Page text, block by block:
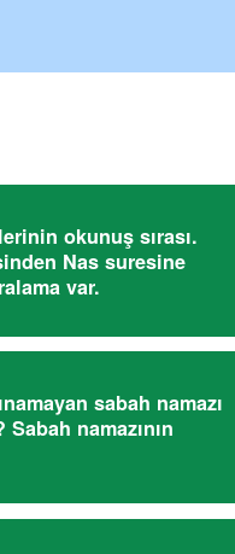
okunuş sırası.
Nas suresine
var.
sabah namazı
Sabah namazının